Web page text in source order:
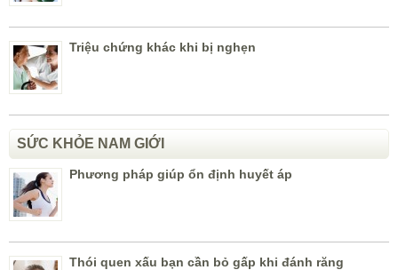
Triệu chứng khác khi bị nghẹn
SỨC KHỎE NAM GIỚI
Phương pháp giúp ổn định huyết áp
Thói quen xấu bạn cần bỏ gấp khi đánh răng